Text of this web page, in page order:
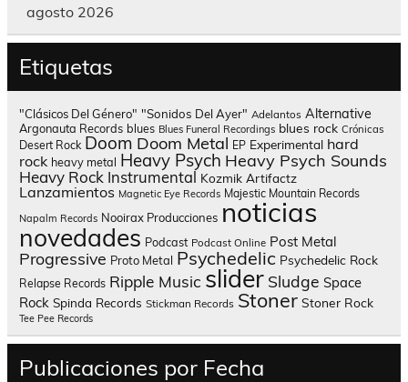
agosto 2026
Etiquetas
"Clásicos Del Género" "Sonidos Del Ayer" Adelantos Alternative
Argonauta Records blues Blues Funeral Recordings blues rock Crónicas
Desert Rock Doom Doom Metal EP Experimental hard
rock heavy metal Heavy Psych Heavy Psych Sounds
Heavy Rock Instrumental Kozmik Artifactz
Lanzamientos Magnetic Eye Records Majestic Mountain Records
Napalm Records Nooirax Producciones noticias
novedades Podcast Podcast Online Post Metal
Progressive Proto Metal Psychedelic Psychedelic Rock
Relapse Records Ripple Music slider Sludge Space
Rock Spinda Records Stickman Records Stoner Stoner Rock
Tee Pee Records
Publicaciones por Fecha